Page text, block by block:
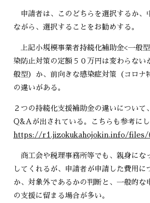
申請者は、このどちらを選択するか、
ながら、選択することをお勧めする。
上記小規模事業者持続化補助金<一般
染防止対策の定額５０万円は変わらない
般型）か、前向きな感染症対策（コロナ
の違いがある。
２つの持続化支援補助金の違いについて
Q&Aが出されている。こちらも参考にし
https://r1.jizokukahojokin.info/files/
商工会や税理事務所等でも、親身にな
してくれるが、申請者が申請した費用に
か、対象外であるかの判断と、一般的な
の支援に留まる場合が多い。